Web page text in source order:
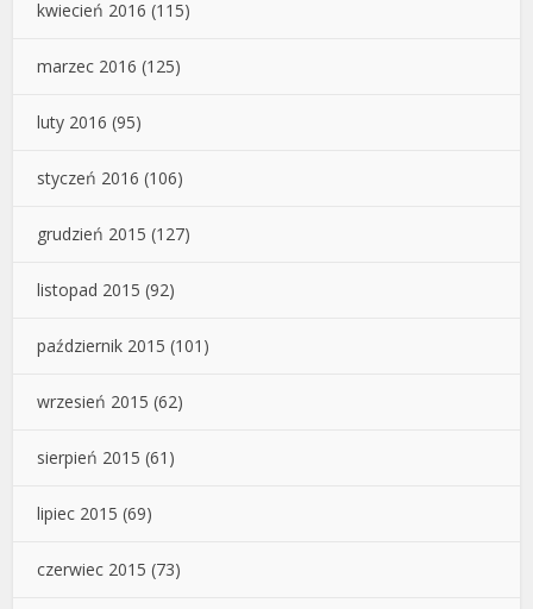
kwiecień 2016 (115)
marzec 2016 (125)
luty 2016 (95)
styczeń 2016 (106)
grudzień 2015 (127)
listopad 2015 (92)
październik 2015 (101)
wrzesień 2015 (62)
sierpień 2015 (61)
lipiec 2015 (69)
czerwiec 2015 (73)